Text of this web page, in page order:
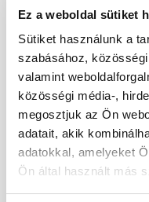
Ez a weboldal sütiket
Sütiket használunk a
szabásához,
valamint
közösségi média-,
megosztjuk az Ön
adatait, akik
adatokkal, amelyeket
Ön által használt más
Fogyasszunk
Mogyoróvajas szelet
Méregtelenítés
Kétféle puding –
Mák tárolása – így
maradjon!
ARCHÍVUM